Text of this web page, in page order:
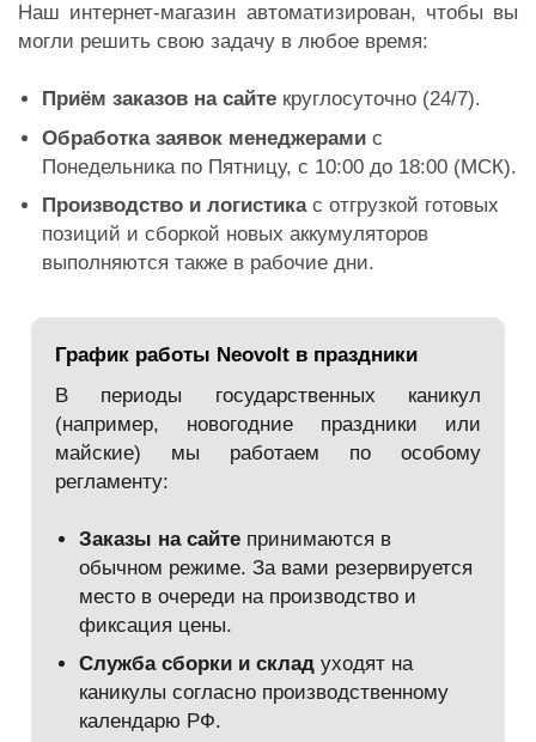
Наш интернет-магазин автоматизирован, чтобы вы
могли решить свою задачу в любое время:
Приём заказов на сайте круглосуточно (24/7).
Обработка заявок менеджерами с
Понедельника по Пятницу, с 10:00 до 18:00 (МСК).
Производство и логистикас отгрузкой готовых
позиций и сборкой новых аккумуляторов
выполняются также в рабочие дни.
График работы Neovolt в праздники
В периоды государственных каникул
(например, новогодние праздники или
майские) мы работаем по особому
регламенту:
Заказы на сайте принимаются в
обычном режиме. За вами резервируется
место в очереди на производство и
фиксация цены.
Служба сборки и складуходят на
каникулы согласно производственному
календарю РФ.